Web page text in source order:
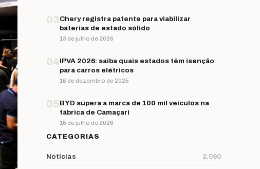
03Chery registra patente para viabilizar
baterias de estado sólido
13 de julho de 2026
04IPVA 2026: saiba quais estados têm isenção
para carros elétricos
16 de dezembro de 2025
05BYD supera a marca de 100 mil veículos na
fábrica de Camaçari
16 de julho de 2026
CATEGORIAS
Notícias 2.090